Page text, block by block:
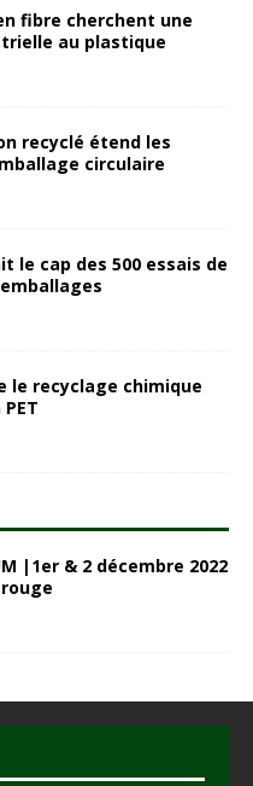
fibre cherchent une
au plastique
recyclé étend les
circulaire
le cap des 500 essais de
le recyclage chimique
|1er & 2 décembre 2022